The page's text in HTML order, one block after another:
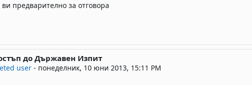
ви предварително за отговора
to Deleted user
до Държавен Изпит
user - понеделник, 10 юни 2013, 15:11 PM